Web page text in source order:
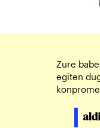
Zure
egiten